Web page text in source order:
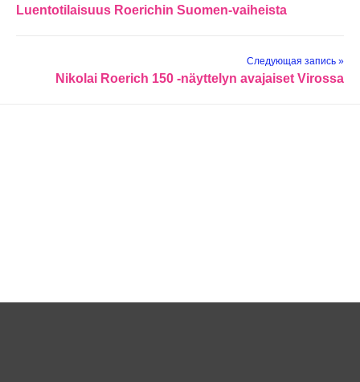
Luentotilaisuus Roerichin Suomen-vaiheista
Следующая запись »
Nikolai Roerich 150 -näyttelyn avajaiset Virossa